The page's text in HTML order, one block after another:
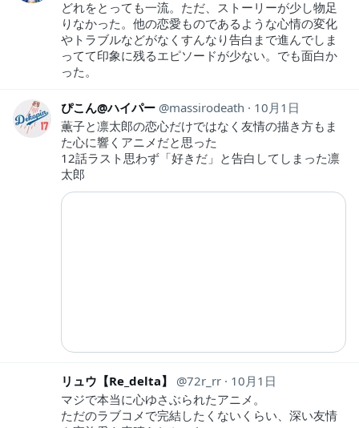
どれをとっても一流。ただ、ストーリーが少し物足
りなかった。他の恋愛ものであるような心情の変化
やトラブルなどがなくすんなり告白まで進んでしま
ってて印象に残るエピソードが少ない。でも面白か
った。
ぴこん@ハイパー massirodeath
10月1日
薫子と凛太郎の恋心だけではなく友情の描き方もま
た心に響くアニメだと思った
12話ラスト思わず「好きだ」と告白してしまった凛
太郎
リュウ【Re_delta】 72r_rr
10月1日
マジで本当に心ゆさぶられたアニメ。
ただのラブコメで完結したくないくらい、深い友情